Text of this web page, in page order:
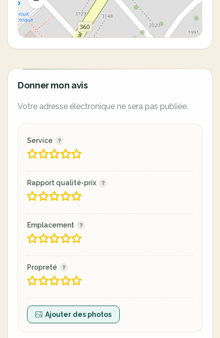
Donner mon avis
Votre adresse électronique ne sera pas publiée.
Service
Rapport qualité-prix
Emplacement
Propreté
Ajouter des photos